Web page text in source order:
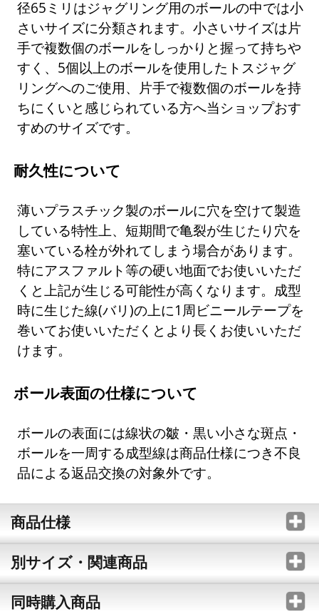
径65ミリはジャグリング用のボールの中では小
さいサイズに分類されます。小さいサイズは片
手で複数個のボールをしっかりと握って持ちや
すく、5個以上のボールを使用したトスジャグ
リングへのご使用、片手で複数個のボールを持
ちにくいと感じられている方へ当ショップおす
すめのサイズです。
耐久性について
薄いプラスチック製のボールに穴を空けて製造
している特性上、短期間で亀裂が生じたり穴を
塞いている栓が外れてしまう場合があります。
特にアスファルト等の硬い地面でお使いいただ
くと上記が生じる可能性が高くなります。成型
時に生じた線(バリ)の上に1周ビニールテープを
巻いてお使いいただくとより長くお使いいただ
けます。
ボール表面の仕様について
ボールの表面には線状の皺・黒い小さな斑点・
ボールを一周する成型線は商品仕様につき不良
品による返品交換の対象外です。
商品仕様
別サイズ・関連商品
同時購入商品